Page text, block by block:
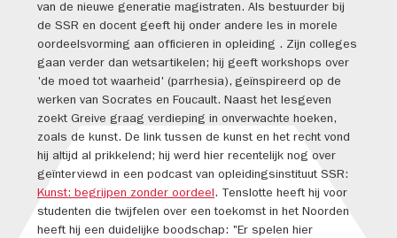
van de nieuwe generatie magistraten. Als bestuurder bij
de SSR en docent geeft hij onder andere les in morele
oordeelsvorming aan officieren in opleiding . Zijn colleges
gaan verder dan wetsartikelen; hij geeft workshops over
'de moed tot waarheid' (parrhesia), geïnspireerd op de
werken van Socrates en Foucault. Naast het lesgeven
zoekt Greive graag verdieping in onverwachte hoeken,
zoals de kunst. De link tussen de kunst en het recht vond
hij altijd al prikkelend; hij werd hier recentelijk nog over
geïnterviewd in een podcast van opleidingsinstituut SSR:
Kunst: begrijpen zonder oordeel . Tenslotte heeft hij voor
studenten die twijfelen over een toekomst in het Noorden
heeft hij een duidelijke boodschap: "Er spelen hier